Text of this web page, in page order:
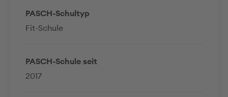
PASCH-Schultyp
Fit-Schule
PASCH-Schule seit
2017